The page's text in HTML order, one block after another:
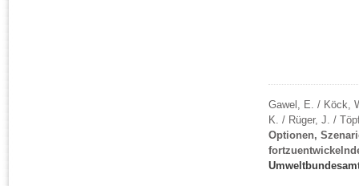
Gawel, E. / Köck,
K. / Rüger, J. /
Optionen,